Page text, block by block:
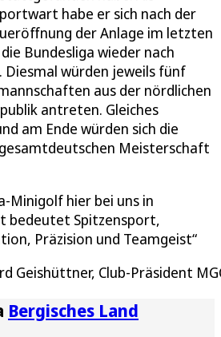
habe er sich nach der
der Anlage im letzten
Bundesliga wieder nach
Diesmal würden jeweils fünf
aus der nördlichen
antreten. Gleiches
am Ende würden sich die
Meisterschaft
Minigolf hier bei uns in
bedeutet Spitzensport,
Präzision und Teamgeist
Geishüttner, Club-Präsident
Bergisches Land